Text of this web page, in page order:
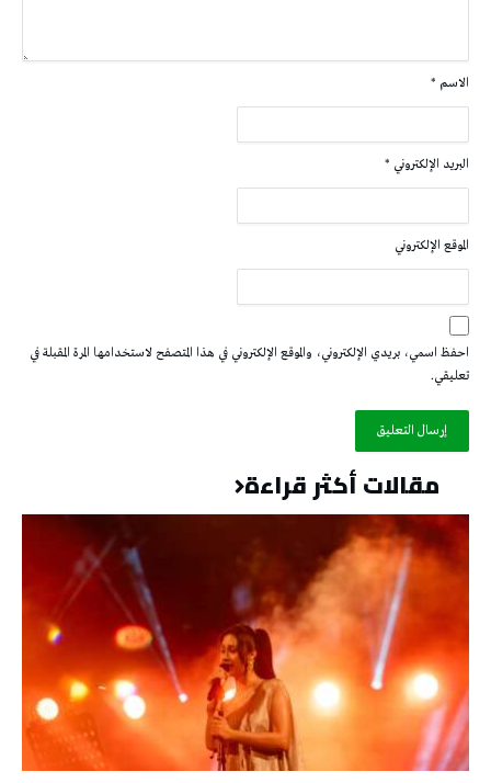
الاسم *
البريد الإلكتروني *
الموقع الإلكتروني
احفظ اسمي، بريدي الإلكتروني، والموقع الإلكتروني في هذا المتصفح لاستخدامها المرة المقبلة في
تعليقي.
مقالات أكثر قراءة